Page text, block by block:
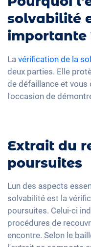
solvabilité
importante
La vérification de la
deux parties. Elle
de défaillance et vous
l'occasion de
Extrait du
poursuites
L'un des aspects
solvabilité est la
poursuites. Celui-ci
procédures de
encontre. Selon le